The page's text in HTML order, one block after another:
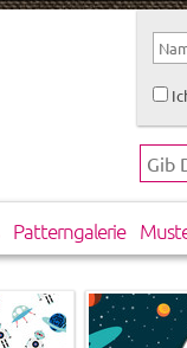
Patterngalerie